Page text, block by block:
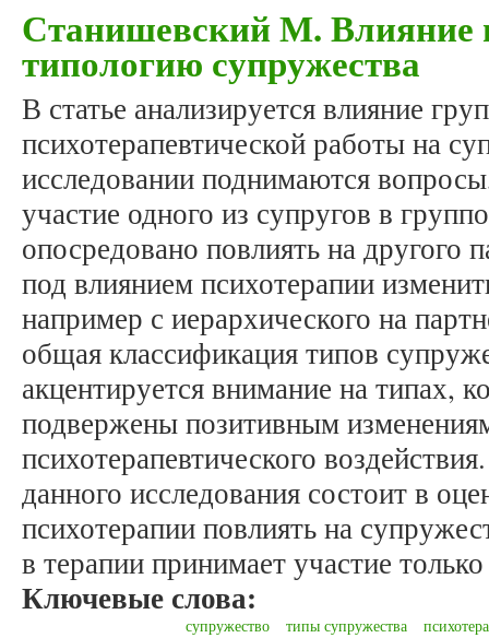
Станишевский М. Влияние
типологию супружества
В статье анализируется влияние
психотерапевтической работы на
исследовании поднимаются
участие одного из супругов в
опосредовано повлиять на другого
под влиянием психотерапии
например с иерархического на
общая классификация типов
акцентируется внимание на типах,
подвержены позитивным
психотерапевтического
данного исследования состоит в
психотерапии повлиять на
в терапии принимает участие
Ключевые слова:
супружество типы супружества